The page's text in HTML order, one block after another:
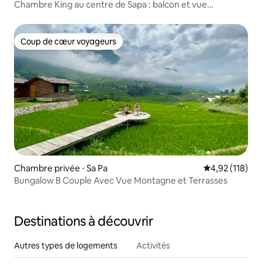
Chambre King au centre de Sapa : balcon et vue
Coup de cœur voyageurs
Coup de cœur voyageurs
Chambre privée ⋅ Sa Pa Évaluation
4,92 (118)
Bungalow B Couple Avec Vue Montagne et Terrasses
Destinations à découvrir
Autres types de logements Activités